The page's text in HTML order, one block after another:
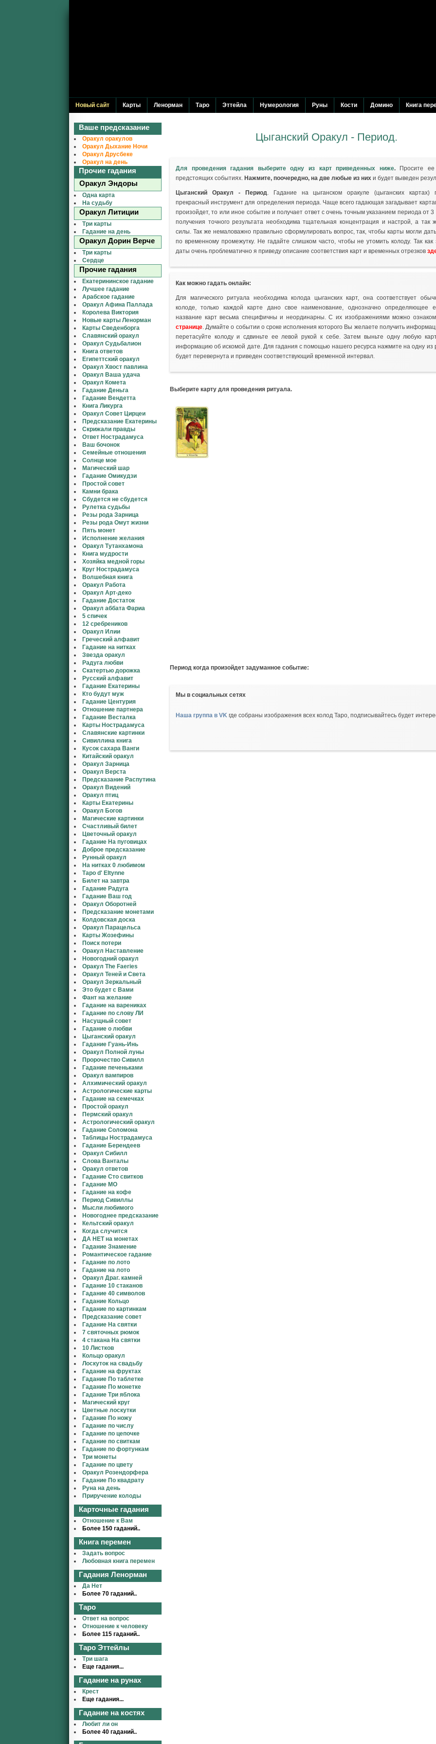
Новый сайт Карты Ленорман Таро Эттейла Нумерология Руны Кости Домино Книга
Цыганский Оракул - Период.
Для проведения гадания выберите одну из карт приведенных ниже.Просите ее
предстоящих событиях. Нажмите, поочередно, на две любые из них и будет выведен
Цыганский Оракул - Период. Гадание на цыганском оракуле (цыганских картах)
прекрасный инструмент для определения периода. Чаще всего гадающая загадывает
произойдет, то или иное событие и получает ответ с очень точным указанием периода от
получения точного результата необходима тщательная концентрация и настрой, а так
силы. Так же немаловажно правильно сформулировать вопрос, так, чтобы карты могли
по временному промежутку. Не гадайте слишком часто, чтобы не утомить колоду. Так как
даты очень проблематично я приведу описание соответствия карт и временных отрезков
Как можно гадать онлайн:
Для магического ритуала необходима колода цыганских карт, она соответствует
колоде, только каждой карте дано свое наименование, однозначно определяющее
название карт весьма специфичны и неординарны. С их изображениями можно
странице. Думайте о событии о сроке исполнения которого Вы желаете получить
перетасуйте колоду и сдвиньте ее левой рукой к себе. Затем выньте одну любую
информацию об искомой дате. Для гадания с помощью нашего ресурса нажмите на одну из
будет перевернута и приведен соответствующий временной интервал.
Выберите карту для проведения ритуала.
Период когда произойдет задуманное событие:
Мы в социальных сетях
Наша группа в VK где собраны изображения всех колод Таро, подписывайтесь будет
Ваше предсказание
Оракул оракулов
Оракул Дыхание Ночи
Оракул Друсбеке
Оракул на день
Прочие гадания
Оракул Эндоры
Одна карта
На судьбу
Оракул Литиции
Три карты
Гадание на день
Оракул Дорин Верче
Три карты
Сердце
Прочие гадания
Екатерининское гадание
Лучшее гадание
Арабское гадание
Оракул Афина Паллада
Королева Виктория
Новые карты Ленорман
Карты Сведенборга
Славянский оракул
Оракул Судьбалион
Книга ответов
Египеттский оракул
Оракул Хвост павлина
Оракул Ваша удача
Оракул Комета
Гадание Деньга
Гадание Вендетта
Книга Ликурга
Оракул Совет Цирцеи
Предсказание Екатерины
Скрижали правды
Ответ Нострадамуса
Ваш бочонок
Семейные отношения
Солнце мое
Магический шар
Гадание Омикудзи
Простой совет
Камни брака
Сбудется не сбудется
Рулетка судьбы
Резы рода Зарница
Резы рода Омут жизни
Пять монет
Исполнение желания
Оракул Тутанхамона
Книга мудрости
Хозяйка медной горы
Круг Нострадамуса
Волшебная книга
Оракул Работа
Оракул Арт-деко
Гадание Достаток
Оракул аббата Фариа
5 спичек
12 сребреников
Оракул Илии
Греческий алфавит
Гадание на нитках
Звезда оракул
Радуга любви
Скатертью дорожка
Русский алфавит
Гадание Екатерины
Кто будут муж
Гадание Центурия
Отношение партнера
Гадание Весталка
Карты Нострадамуса
Славянские картинки
Сивиллина книга
Кусок сахара Ванги
Китайский оракул
Оракул Зарница
Оракул Верста
Предсказание Распутина
Оракул Видений
Оракул птиц
Карты Екатерины
Оракул Богов
Магические картинки
Счастливый билет
Цветочный оракул
Гадание На пуговицах
Доброе предсказание
Рунный оракул
На нитках 0 любимом
Таро d' Eltynne
Билет на завтра
Гадание Радуга
Гадание Ваш год
Оракул Оборотней
Предсказание монетами
Колдовская доска
Оракул Парацельса
Карты Жозефины
Поиск потери
Оракул Наставление
Новогодний оракул
Оракул The Faeries
Оракул Теней и Света
Оракул Зеркальный
Это будет с Вами
Фант на желание
Гадание на варениках
Гадание по слову ЛИ
Насущный совет
Гадание о любви
Цыганский оракул
Гадание Гуань-Инь
Оракул Полной луны
Пророчество Сивилл
Гадание печеньками
Оракул вампиров
Алхимический оракул
Астрологические карты
Гадание на семечках
Простой оракул
Пермский оракул
Астрологический оракул
Гадание Соломона
Таблицы Нострадамуса
Гадание Берендеев
Оракул Сибилл
Слова Ванталы
Оракул ответов
Гадание Сто свитков
Гадание МО
Гадание на кофе
Период Сивиллы
Мысли любимого
Новогоднее предсказание
Кельтский оракул
Когда случится
ДА НЕТ на монетах
Гадание Знамение
Романтическое гадание
Гадание по лото
Гадание на лото
Оракул Драг. камней
Гадание 10 стаканов
Гадание 40 символов
Гадание Кольцо
Гадание по картинкам
Предсказание совет
Гадание На святки
7 святочных рюмок
4 стакана На святки
10 Листков
Кольцо оракул
Лоскуток на свадьбу
Гадание на фруктах
Гадание По таблетке
Гадание По монетке
Гадание Три яблока
Магический круг
Цветные лоскутки
Гадание По ножу
Гадание по числу
Гадание по цепочке
Гадание по свиткам
Гадание по фортункам
Три монеты
Гадание по цвету
Оракул Розендорфера
Гадание По квадрату
Руна на день
Приручение колоды
Карточные гадания
Отношение к Вам
Более 150 гаданий..
Книга перемен
Задать вопрос
Любовная книга перемен
Гадания Ленорман
Да Нет
Более 70 гаданий..
Таро
Ответ на вопрос
Отношение к человеку
Более 115 гаданий..
Таро Эттейлы
Три шага
Еще гадания...
Гадание на рунах
Крест
Еще гадания...
Гадание на костях
Любит ли он
Более 40 гаданий..